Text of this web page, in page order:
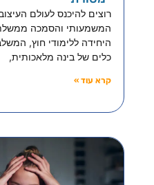
רוצים להיכנס לעולם
המשמעותי והסמכה
היחידה ללימודי חוץ,
כלים של בינה מלאכותית,
קרא עוד »